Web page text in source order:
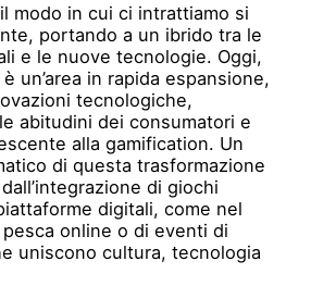
modo in cui ci intrattiamo si
portando a un ibrido tra le
e le nuove tecnologie. Oggi,
un’area in rapida espansione,
tecnologiche,
abitudini dei consumatori e
alla gamification. Un
di questa trasformazione
di giochi
digitali, come nel
online o di eventi di
uniscono cultura, tecnologia